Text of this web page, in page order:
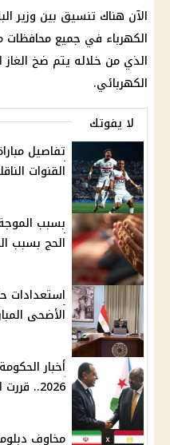
الآن هناك تنسيق بين وزير
الكهرباء في جميع محافظات
الذي من خلاله يتم ضخ الغاز
الكهربائي.
لا يفوتك
تفاصيل
القنوات
بسبب
الحج بسبب
استعدادات
الأضحى
2026.. قررت الدولة
مخاوف